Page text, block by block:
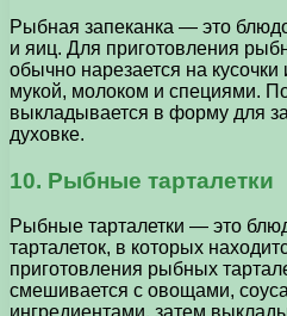
Рыбная запеканка — это
и яиц. Для приготовления
обычно нарезается на
мукой, молоком и специями.
выкладывается в форму для
духовке.
10. Рыбные тарталетки
Рыбные тарталетки — это
тарталеток, в которых
приготовления рыбных
смешивается с овощами,